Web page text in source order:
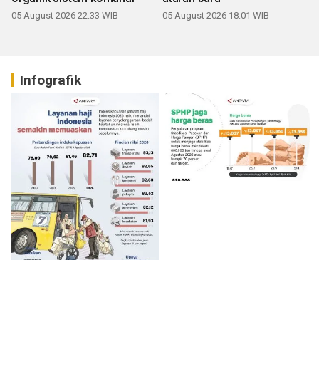
05 August 2026 22:33 WIB 05 August 2026 18:01 WIB
Infografik